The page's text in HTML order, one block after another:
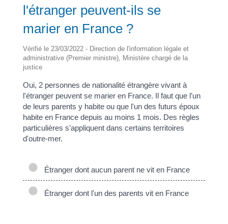
l'étranger peuvent-ils se
marier en France ?
Vérifié le 23/03/2022 - Direction de l'information légale et
administrative (Premier ministre), Ministère chargé de la
justice
Oui, 2 personnes de nationalité étrangère vivant à
l'étranger peuvent se marier en France. Il faut que l'un
de leurs parents y habite ou que l'un des futurs époux
habite en France depuis au moins 1 mois. Des règles
particulières s'appliquent dans certains territoires
d'outre-mer.
Étranger dont aucun parent ne vit en France
Étranger dont l'un des parents vit en France